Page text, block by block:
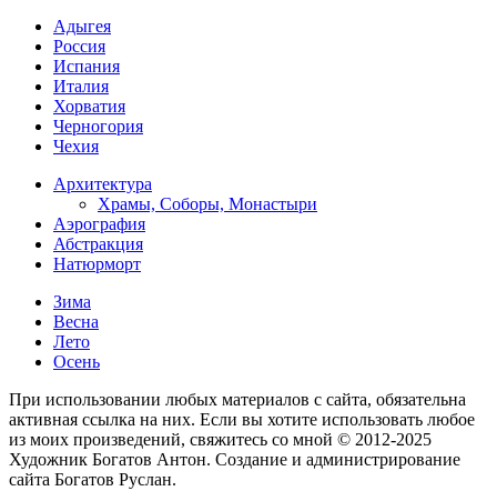
Адыгея
Россия
Испания
Италия
Хорватия
Черногория
Чехия
Архитектура
Храмы, Соборы, Монастыри
Аэрография
Абстракция
Натюрморт
Зима
Весна
Лето
Осень
При использовании любых материалов с сайта, обязательна
активная ссылка на них. Если вы хотите использовать любое
из моих произведений, свяжитесь со мной © 2012-2025
Художник Богатов Антон. Cоздание и администрирование
сайта Богатов Руслан.